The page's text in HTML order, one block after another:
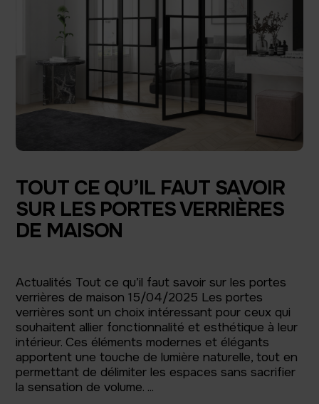
TOUT CE QU’IL FAUT SAVOIR
SUR LES PORTES VERRIÈRES
DE MAISON
Actualités Tout ce qu’il faut savoir sur les portes
verrières de maison 15/04/2025 Les portes
verrières sont un choix intéressant pour ceux qui
souhaitent allier fonctionnalité et esthétique à leur
intérieur. Ces éléments modernes et élégants
apportent une touche de lumière naturelle, tout en
permettant de délimiter les espaces sans sacrifier
la sensation de volume. ...